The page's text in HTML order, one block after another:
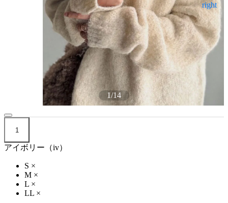
1/14
1
アイボリー（iv）
S ×
M ×
L ×
LL ×